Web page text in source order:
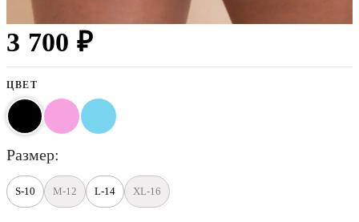
3 700 ₽
ЦВЕТ
размер
S-10 M-12 L-14 XL-16